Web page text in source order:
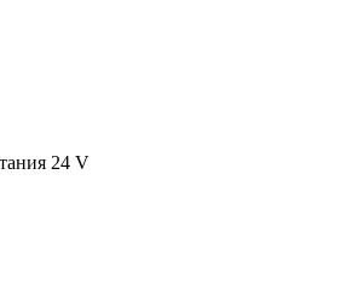
24 V